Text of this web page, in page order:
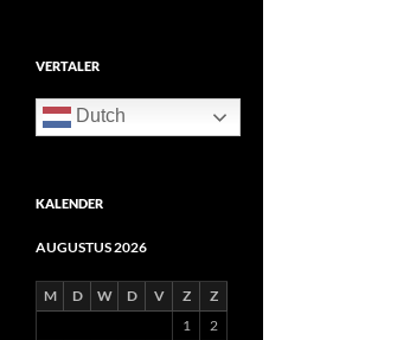
VERTALER
Dutch
KALENDER
AUGUSTUS 2026
M D W D V Z
Z
1
2